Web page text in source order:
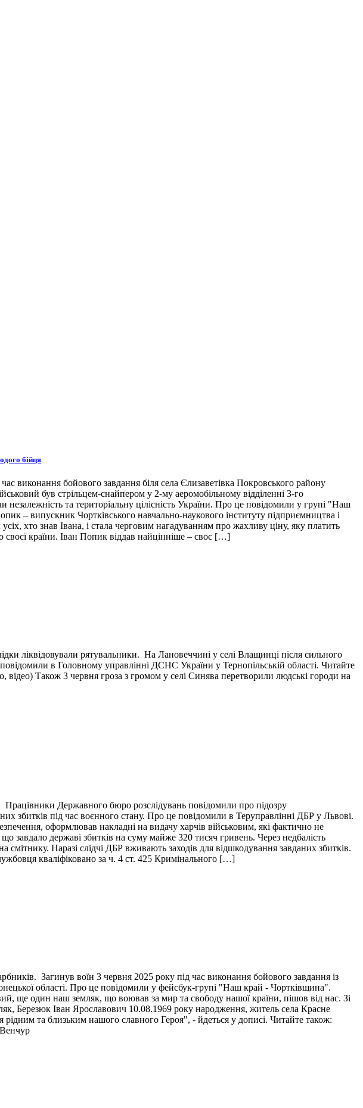
бійця
виконання бойового завдання біля села Єлизаветівка Покровського району
був стрільцем-снайпером у 2-му аеромобільному відділенні 3-го
та територіальну цілісність України. Про це повідомили у групі "Наш
– випускник Чортківського навчально-наукового інституту підприємництва і
хто знав Івана, і стала черговим нагадуванням про жахливу ціну, яку платить
своєї країни. Іван Попик віддав найцінніше – своє […]
ліквідовували рятувальники. На Лановеччині у селі Влащинці після сильного
в Головному управлінні ДСНС України у Тернопільській області. Читайте
Також 3 червня гроза з громом у селі Синява перетворили людські городи на
Державного бюро розслідувань повідомили про підозру
збитків під час воєнного стану. Про це повідомили в Теруправлінні ДБР у Львові.
оформлював накладні на видачу харчів військовим, які фактично не
завдало державі збитків на суму майже 320 тисяч гривень. Через недбалість
Наразі слідчі ДБР вживають заходів для відшкодування завданих збитків.
кваліфіковано за ч. 4 ст. 425 Кримінального […]
Загинув воїн 3 червня 2025 року під час виконання бойового завдання із
області. Про це повідомили у фейсбук-групі "Наш край - Чортківщина".
ще один наш земляк, що воював за мир та свободу нашої країни, пішов від нас. Зі
Березюк Іван Ярославович 10.08.1969 року народження, житель села Красне
та близьким нашого славного Героя", - йдеться у дописі. Читайте також: